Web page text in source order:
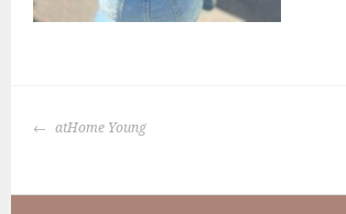
BERICHTNAVIGATIE
atHome Young